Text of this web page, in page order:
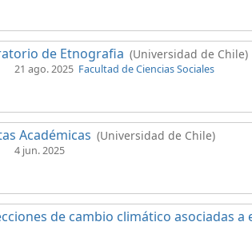
de Etnografia (Universidad de Chile)
21 ago. 2025 Facultad de Ciencias Sociales
Académicas (Universidad de Chile)
4 jun. 2025
de cambio climático asociadas